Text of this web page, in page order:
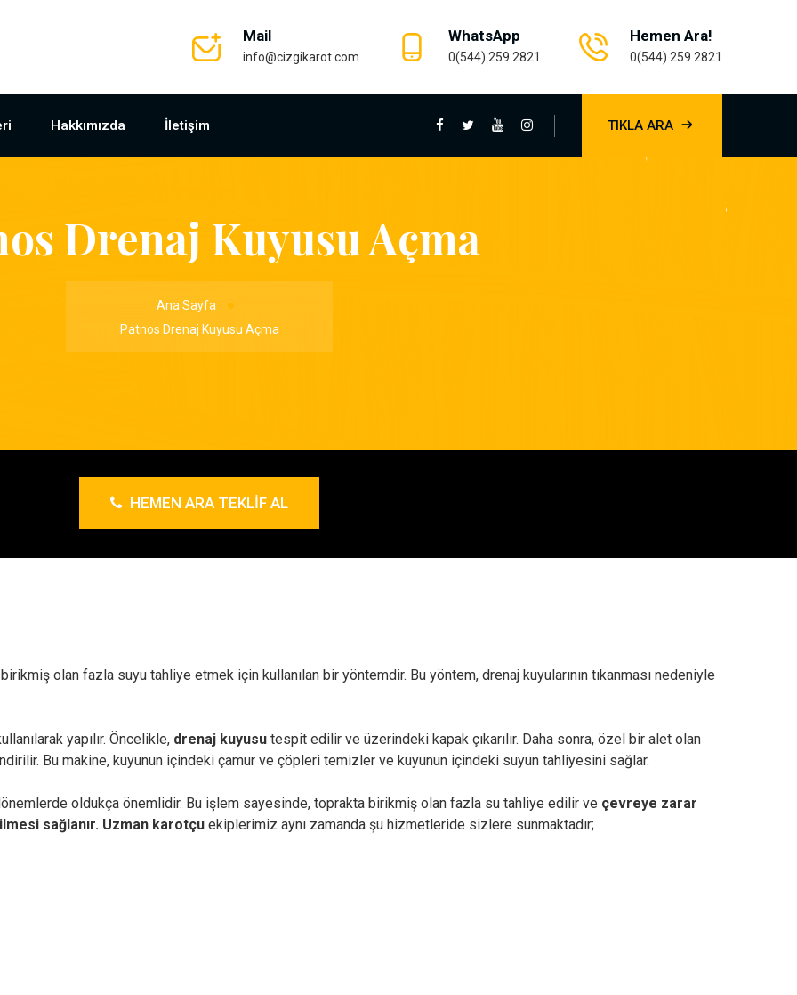
Mail
info@cizgikarot.com
WhatsApp
0(544) 259 2821
Hemen Ara!
0(544) 259 2821
Hakkımızda İletişim TIKLA ARA
Drenaj Kuyusu Açma
Ana Sayfa
Patnos Drenaj Kuyusu Açma
HEMEN ARA TEKLIF AL
olan fazla suyu tahliye etmek için kullanılan bir yöntemdir. Bu yöntem, drenaj kuyularının tıkanması nedeniyle
yapılır. Öncelikle, drenaj kuyusu tespit edilir ve üzerindeki kapak çıkarılır. Daha sonra, özel bir alet olan
Bu makine, kuyunun içindeki çamur ve çöpleri temizler ve kuyunun içindeki suyun tahliyesini sağlar.
oldukça önemlidir. Bu işlem sayesinde, toprakta birikmiş olan fazla su tahliye edilir ve çevreye zarar
sağlanır. Uzman karotçu ekiplerimiz aynı zamanda şu hizmetleride sizlere sunmaktadır;